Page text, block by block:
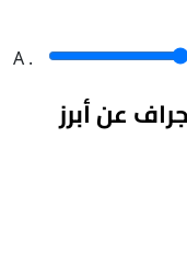
A .
عن أبرز